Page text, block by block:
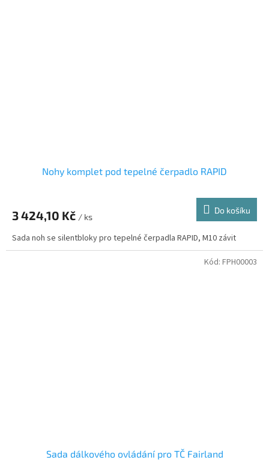
Nohy komplet pod tepelné čerpadlo RAPID
3 424,10 Kč / ks
Do košíku
Sada noh se silentbloky pro tepelné čerpadla RAPID, M10 závit
Sada dálkového ovládání pro TČ Fairland
Kód: FPH00003